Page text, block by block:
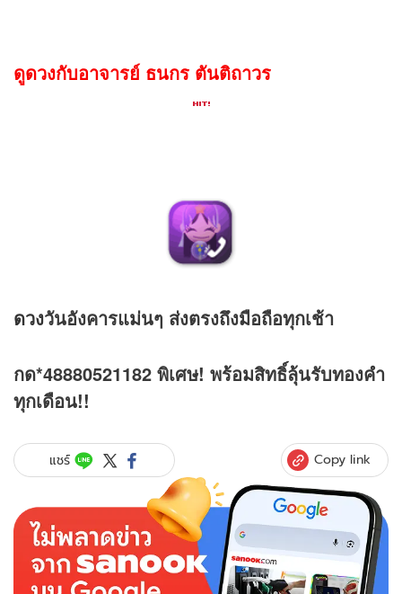
ดูดวงกับอาจารย์ ธนกร ตันติถาวร
ดวงวันอังคารแม่นๆ ส่งตรงถึงมือถือทุกเช้า
กด*48880521182 พิเศษ! พร้อมสิทธิ์ลุ้นรับทองคำ
ทุกเดือน!!
แชร์ Copy link